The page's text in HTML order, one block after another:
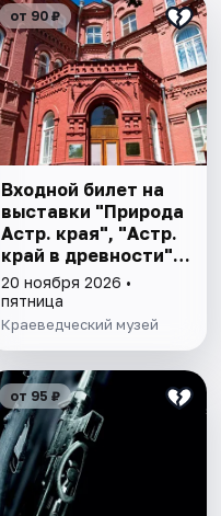
от 90 ₽
Входной билет на
выставки "Природа
Астр. края", "Астр.
край в древности",
"Заселение Астр.
края"
20 ноября 2026 •
пятница
Краеведческий музей
от 95 ₽